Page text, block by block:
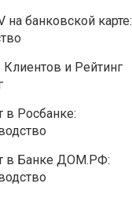
на банковской карте:
и Рейтинг
в Росбанке:
в Банке ДОМ.РФ: